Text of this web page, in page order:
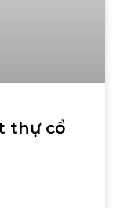
thự cổ